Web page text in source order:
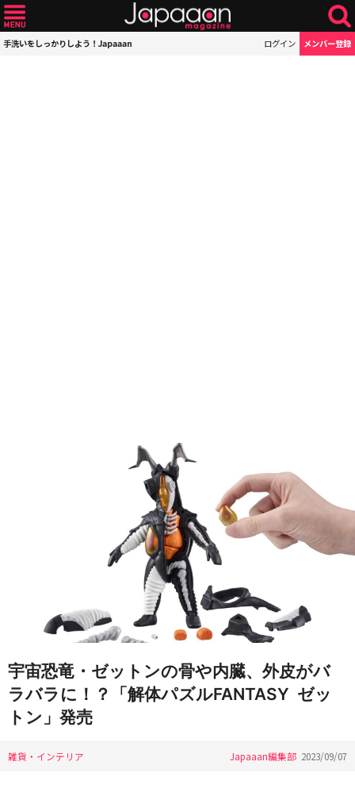
手洗いをしっかりしよう！Japaaan ログイン メンバー登録
宇宙恐竜・ゼットンの骨や内臓、外皮がバ
ラバラに！？「解体パズルFANTASY ゼッ
トン」発売
雑貨・インテリア Japaaan編集部 2023/09/07